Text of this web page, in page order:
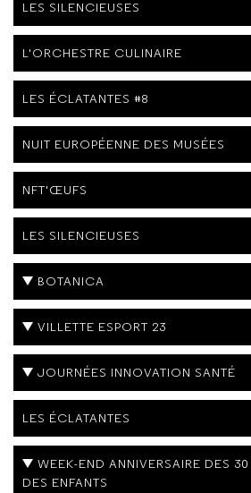
LES SILENCIEUSES
L'ORCHESTRE CULINAIRE
LES ÉCLATANTES #8
NUIT EUROPÉENNE DES MUSÉES
NFT'ŒUFS
LES SILENCIEUSES
BOTANICA
VILLETTE ESPORT 23
JOURNÉES INNOVATION SANTÉ
LES ÉCLATANTES
WEEK-END ANNIVERSAIRE DES
DES ENFANTS